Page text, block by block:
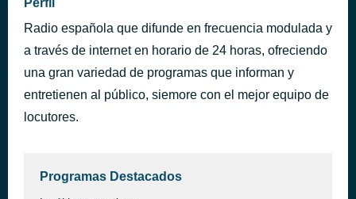
Perfil
Radio española que difunde en frecuencia modulada y
a través de internet en horario de 24 horas, ofreciendo
una gran variedad de programas que informan y
entretienen al público, siemore con el mejor equipo de
locutores.
Programas Destacados